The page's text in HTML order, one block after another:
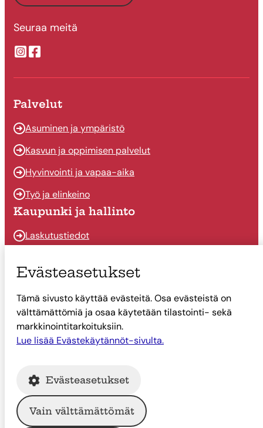
Seuraa meitä
Suonenjoen kaupungin Instragram
Suonenjoen kaupungin Facebook
Palvelut
Asuminen ja ympäristö
Kasvun ja oppimisen palvelut
Hyvinvointi ja vapaa-aika
Työ ja elinkeino
Kaupunki ja hallinto
Laskutustiedot
Päätöksenteko
Talous
Yhteystiedot
Tietoa Suonenjoesta
Tietoa Suonenjoesta
Evästeasetukset
Tämä sivusto käyttää evästeitä. Osa evästeistä on
välttämättömiä ja osaa käytetään tilastointi- sekä
markkinointitarkoituksiin.
Lue lisää Evästekäytännöt-sivulta.
Evästeasetukset
Vain välttämättömät